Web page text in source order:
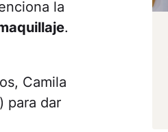
la
.
Camila
) para dar